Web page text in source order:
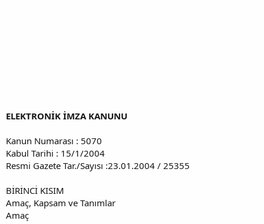
ELEKTRONİK İMZA KANUNU
Kanun Numarası : 5070
Kabul Tarihi : 15/1/2004
Resmi Gazete Tar./Sayısı :23.01.2004 / 25355
BİRİNCİ KISIM
Amaç, Kapsam ve Tanımlar
Amaç